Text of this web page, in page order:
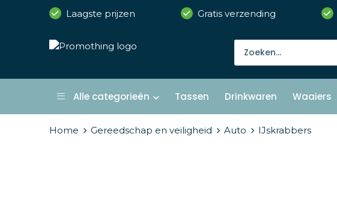
Laagste prijzen Gratis verzending
Alle categorieën Tassen Drinkwaren Waaiers
Home Gereedschap en veiligheid Auto IJskrabbers